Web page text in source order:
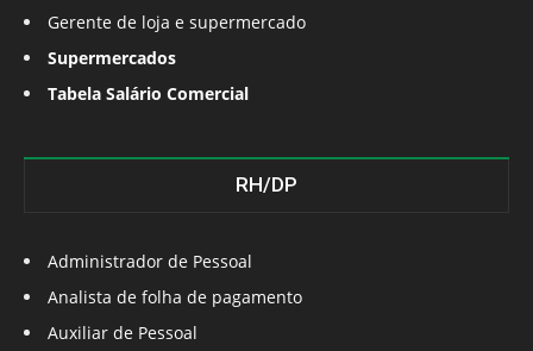
Gerente de loja e supermercado
Supermercados
Tabela Salário Comercial
RH/DP
Administrador de Pessoal
Analista de folha de pagamento
Auxiliar de Pessoal